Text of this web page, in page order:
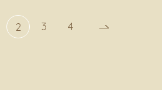
2 3 4 次へ